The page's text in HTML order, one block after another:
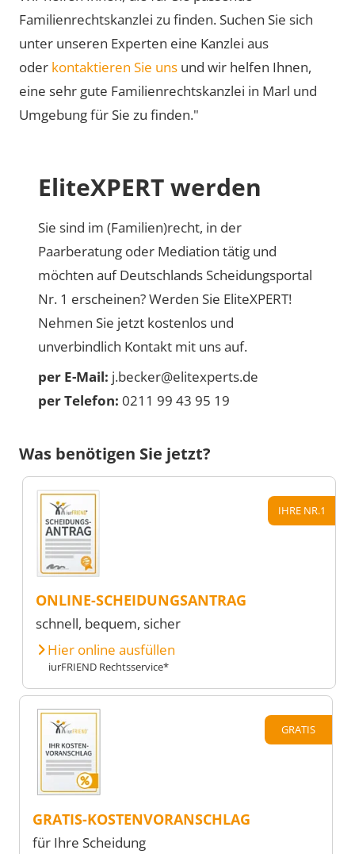
Familienrechtskanzlei zu finden. Suchen Sie sich
unter unseren Experten eine Kanzlei aus
oder kontaktieren Sie uns und wir helfen Ihnen,
eine sehr gute Familienrechtskanzlei in Marl und
Umgebung für Sie zu finden."
EliteXPERT werden
Sie sind im (Familien)recht, in der
Paarberatung oder Mediation tätig und
möchten auf Deutschlands Scheidungsportal
Nr. 1 erscheinen? Werden Sie EliteXPERT!
Nehmen Sie jetzt kostenlos und
unverbindlich Kontakt mit uns auf.
per E-Mail: j.becker@elitexperts.de
per Telefon: 0211 99 43 95 19
Was benötigen Sie jetzt?
IHRE NR.1
ONLINE-SCHEIDUNGSANTRAG
schnell, bequem, sicher
Hier online ausfüllen
iurFRIEND Rechtsservice*
GRATIS
GRATIS-KOSTENVORANSCHLAG
für Ihre Scheidung